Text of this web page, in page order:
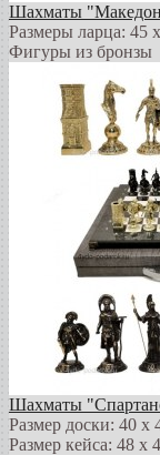
Шахматы
Размеры ларца: 45
Фигуры из бронзы
Шахматы
Размер доски: 40 х
Размер кейса: 48 х